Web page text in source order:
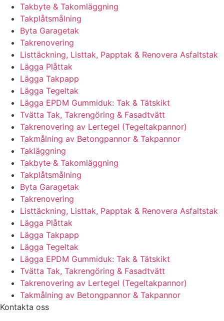
Takbyte & Takomläggning
Takplåtsmålning
Byta Garagetak
Takrenovering
Listtäckning, Listtak, Papptak & Renovera Asfaltstak
Lägga Plåttak
Lägga Takpapp
Lägga Tegeltak
Lägga EPDM Gummiduk: Tak & Tätskikt
Tvätta Tak, Takrengöring & Fasadtvätt
Takrenovering av Lertegel (Tegeltakpannor)
Takmålning av Betongpannor & Takpannor
Takläggning
Takbyte & Takomläggning
Takplåtsmålning
Byta Garagetak
Takrenovering
Listtäckning, Listtak, Papptak & Renovera Asfaltstak
Lägga Plåttak
Lägga Takpapp
Lägga Tegeltak
Lägga EPDM Gummiduk: Tak & Tätskikt
Tvätta Tak, Takrengöring & Fasadtvätt
Takrenovering av Lertegel (Tegeltakpannor)
Takmålning av Betongpannor & Takpannor
Kontakta oss